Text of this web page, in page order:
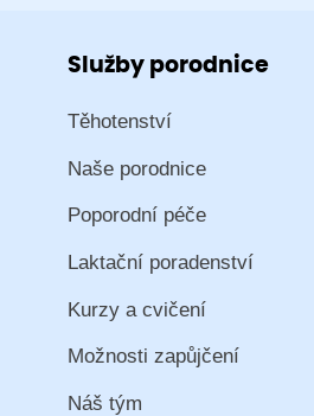
Služby porodnice
Těhotenství
Naše porodnice
Poporodní péče
Laktační poradenství
Kurzy a cvičení
Možnosti zapůjčení
Náš tým